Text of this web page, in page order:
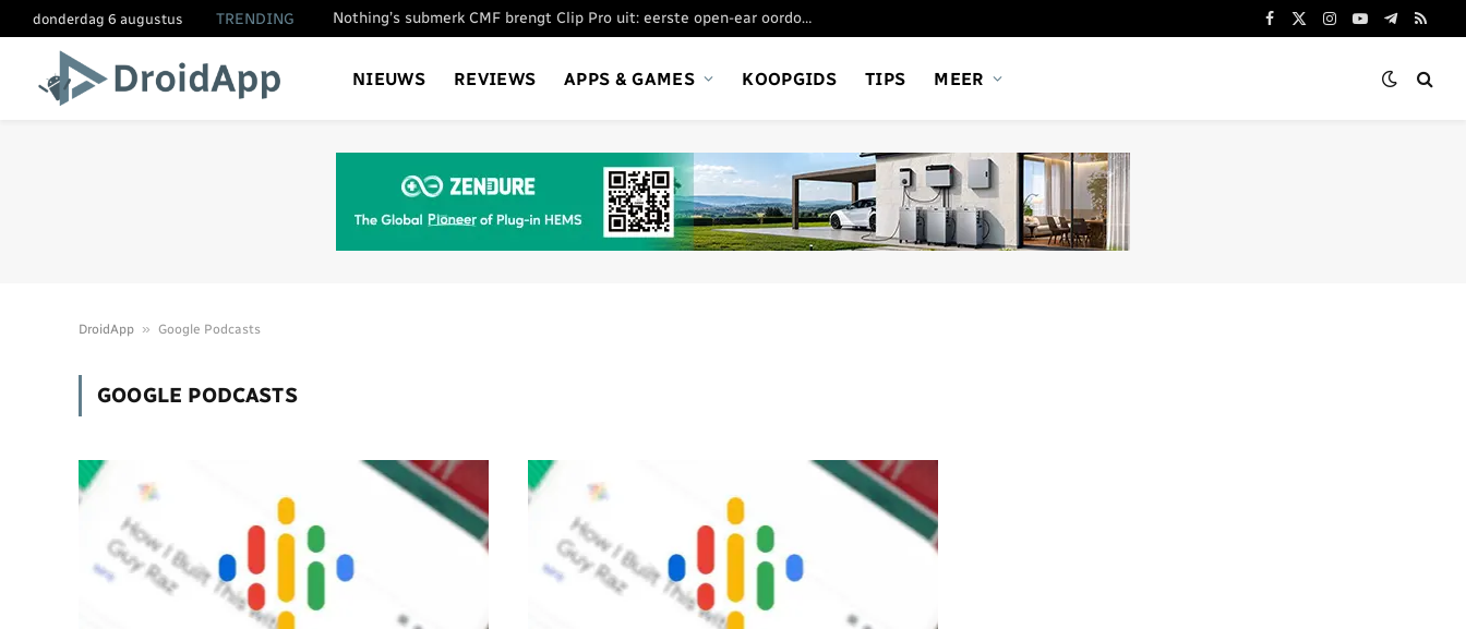
donderdag 6 augustus TRENDING Nothing’s submerk CMF brengt Clip Pro uit: eerste open-ear oordopjes
Facebook
X
Instagram
YouTube
Telegram
RSS
NIEUWS REVIEWS APPS & GAMES KOOPGIDS TIPS MEER
DroidApp » Google Podcasts
GOOGLE PODCASTS